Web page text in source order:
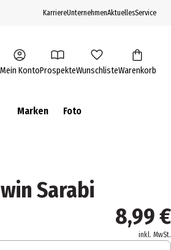
KarriereUnternehmenAktuellesService
Mein KontoProspekteWunschlisteWarenkorb
Marken Foto
Sarabi
8,99 €
inkl. MwSt.